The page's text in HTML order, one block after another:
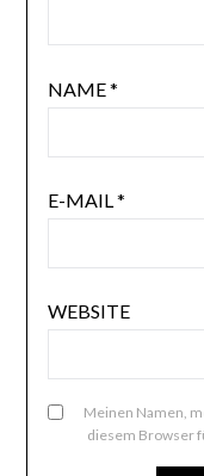
NAME*
E-MAIL*
WEBSITE
Meinen Namen,
diesem Browser